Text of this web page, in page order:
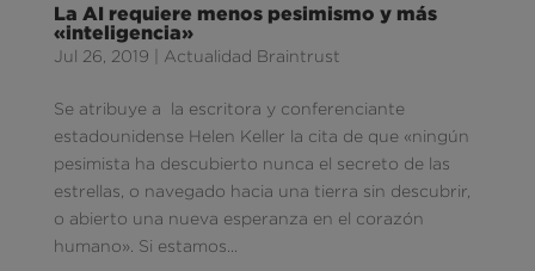
La AI requiere menos pesimismo y más
«inteligencia»
Jul 26, 2019 Actualidad Braintrust
Se atribuye a la escritora y conferenciante
estadounidense Helen Keller la cita de que «ningún
pesimista ha descubierto nunca el secreto de las
estrellas, o navegado hacia una tierra sin descubrir,
o abierto una nueva esperanza en el corazón
humano». Si estamos...